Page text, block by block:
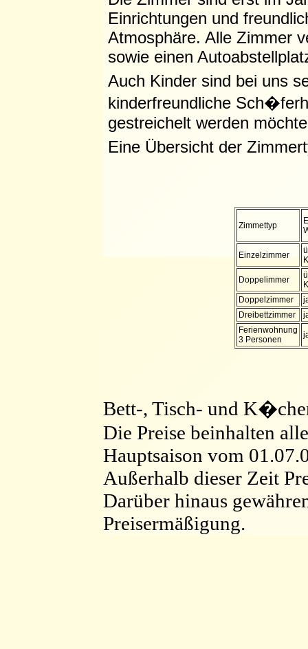
Einrichtungen und
Atmosphäre. Alle Zimmer
sowie einen
Auch Kinder sind bei uns
kinderfreundliche
gestreichelt werden
Eine Übersicht der
Zimmettyp
Einzelzimmer
Doppelimmer
Doppelzimmer
Dreibettzimmer
Ferienwohnung
3 Personen
Bett-, Tisch- und
Die Preise beinhalten
Hauptsaison vom
Außerhalb dieser Zeit
Darüber hinaus
Preisermäßigung.